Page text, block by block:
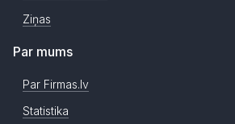
Ziņas
Par mums
Par Firmas.lv
Statistika